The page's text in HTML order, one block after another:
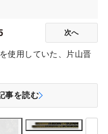
次へ
使用していた、片山晋
事を読む